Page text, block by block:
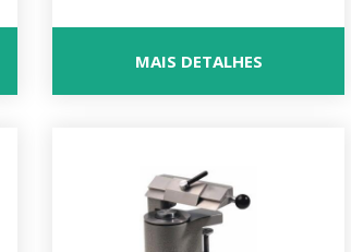
MAIS DETALHES